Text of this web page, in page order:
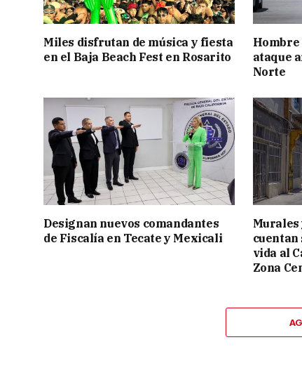
Miles disfrutan de música y fiesta
en el Baja Beach Fest en Rosarito
ataque
Norte
Designan nuevos comandantes
de Fiscalía en Tecate y Mexicali
Murales
cuentan
vida al
Zona